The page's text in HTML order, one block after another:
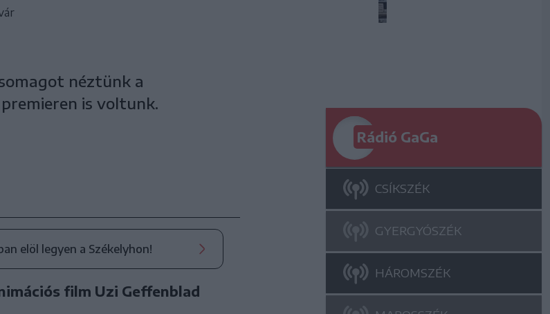
néztünk a
is voltunk.
elöl legyen a Székelyhon!
film Uzi Geffenblad
Rádió GaGa
CSÍKSZÉK
GYERGYÓSZÉK
HÁROMSZÉK